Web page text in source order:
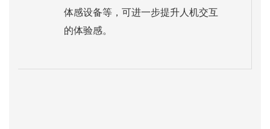
体感设备等，可进一步提升人机交互
的体验感。